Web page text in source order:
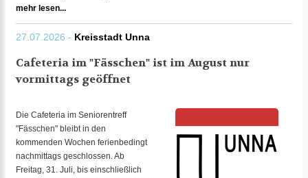
mehr lesen...
27.07.2026 - Kreisstadt Unna
Cafeteria im "Fässchen" ist im August nur
vormittags geöffnet
Die Cafeteria im Seniorentreff
"Fässchen" bleibt in den
kommenden Wochen ferienbedingt
nachmittags geschlossen. Ab
Freitag, 31. Juli, bis einschließlich